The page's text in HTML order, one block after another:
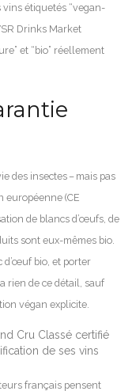
vins étiquetés “vegan-
Drinks Market
et “bio” réellement
des insectes – mais pas
européenne (CE
de blancs d’œufs, de
sont eux-mêmes bio.
d’œuf bio, et porter
rien de ce détail, sauf
végan explicite.
Cru Classé certifié
de ses vins
français pensent